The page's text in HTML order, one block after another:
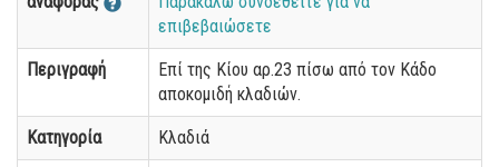
επιβεβαιώσετε
Περιγραφή
Επί της Κίου αρ.23 πίσω από τον Κάδο
αποκομιδή κλαδιών.
Κατηγορία Κλαδιά